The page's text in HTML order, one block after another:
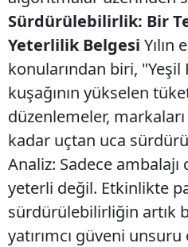
Sürdürülebilirlik: Bir
Yeterlilik Belgesi
konularından biri,
kuşağının yükselen
düzenlemeler,
kadar uçtan uca
Analiz: Sadece
yeterli değil. Etkinlikte
sürdürülebilirliğin artık
yatırımcı güveni